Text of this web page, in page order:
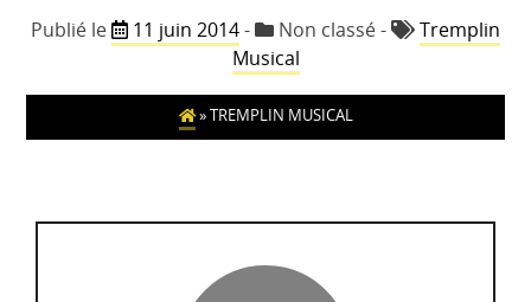
Publié le 11 juin 2014- Non classé-
Tremplin
Musical
»TREMPLIN MUSICAL